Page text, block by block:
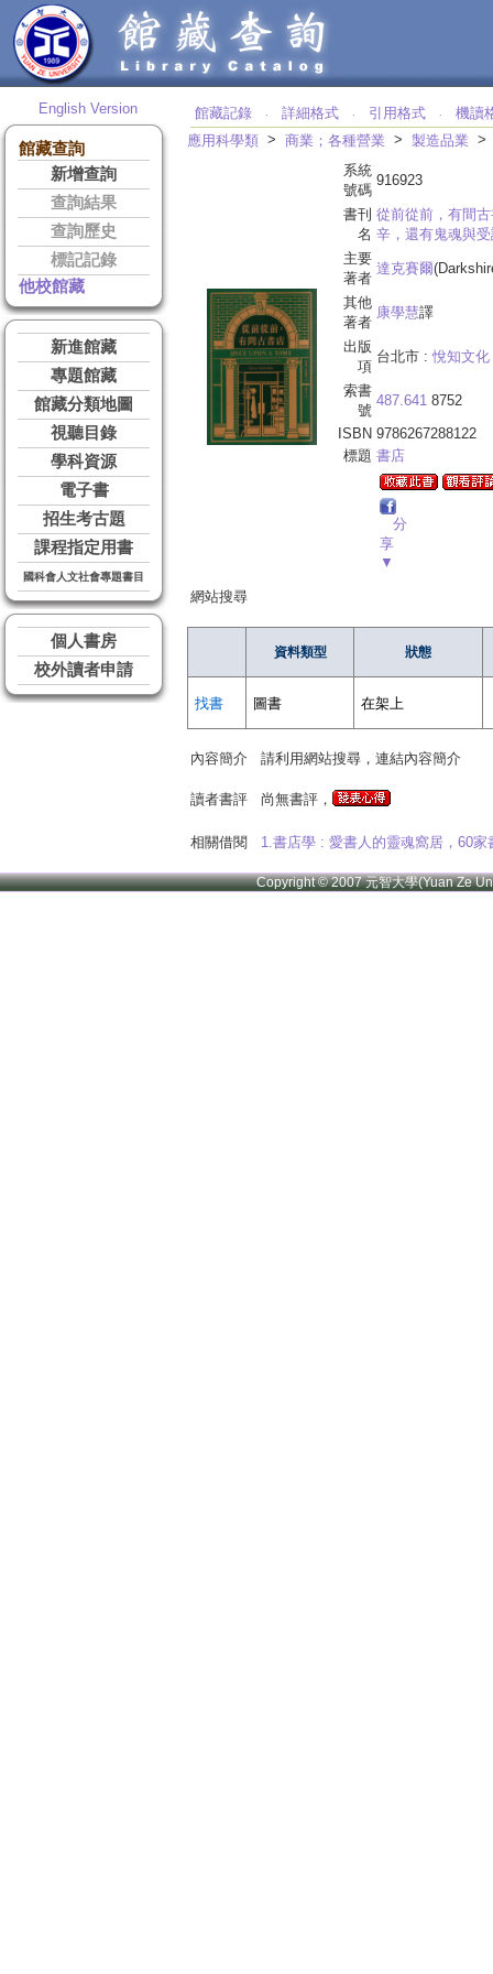
English Version
館藏查詢
新增查詢
查詢結果
查詢歷史
標記記錄
他校館藏
新進館藏
專題館藏
館藏分類地圖
視聽目錄
學科資源
電子書
招生考古題
課程指定用書
國科會人文社會專題書目
個人書房
校外讀者申請
館藏記錄 ‧ 詳細格式 ‧ 引用格式 ‧
機讀
應用科學類 > 商業；各種營業 > 製造品業
系統
號碼
916923
書刊
名
從前從前，有間
辛，還有鬼魂與
主要
著者
達克賽爾
其他
著者
康學慧譯
出版
項
台北市 : 悅知文化
索書
號
487.641 8752
ISBN 9786267288122
標題 書店
分
享
▼
網站搜尋
資料類型 狀態
找書 圖書 在架上
內容簡介 請利用網站搜尋，連結內容簡介
讀者書評 尚無書評，
相關借閱 1.書店學 : 愛書人的靈魂窩居，60
Copyright © 2007 元智大學(Yuan Ze